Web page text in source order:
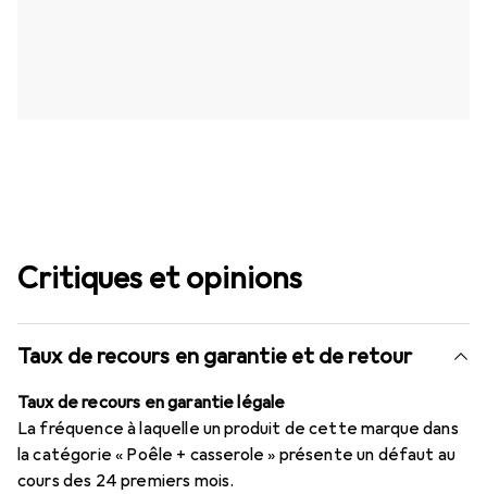
Critiques et opinions
Taux de recours en garantie et de retour
Taux de recours en garantie légale
La fréquence à laquelle un produit de cette marque dans
la catégorie « Poêle + casserole » présente un défaut au
cours des 24 premiers mois.